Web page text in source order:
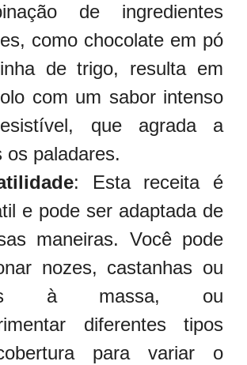
de ingredientes
como chocolate em pó
de trigo, resulta em
com um sabor intenso
que agrada a
os paladares.
: Esta receita é
e pode ser adaptada de
maneiras. Você pode
nozes, castanhas ou
à massa, ou
diferentes tipos
para variar o